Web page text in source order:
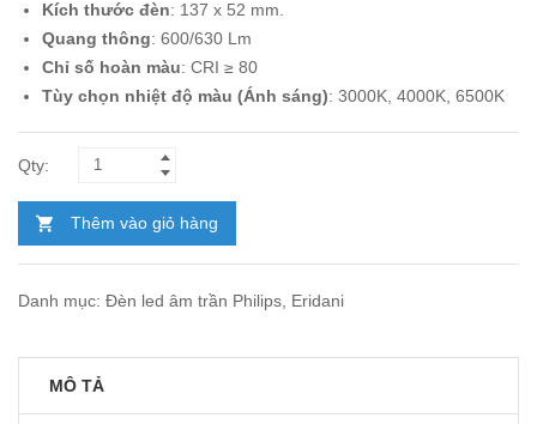
Kích thước đèn: 137 x 52 mm.
Quang thông: 600/630 Lm
Chỉ số hoàn màu: CRI ≥ 80
Tùy chọn nhiệt độ màu (Ánh sáng): 3000K, 4000K, 6500K
Thêm vào giỏ hàng
Danh mục: Đèn led âm trần Philips Eridani
MÔ TẢ